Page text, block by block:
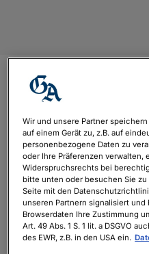
Polarlichter
vonNiklas Nieswandt|
Wir und unsere Partner
auf einem Gerät zu, z.B. auf
personenbezogene Daten zu
oder Ihre Präferenzen verwalten,
Widerspruchsrechts bei
bitte unten oder besuchen Sie
Seite mit den
unseren Partnern signalisiert
Browserdaten Ihre Zustimmung
Art. 49 Abs. 1 S. 1 lit. a DSGVO
des EWR, z.B. in den USA ein.